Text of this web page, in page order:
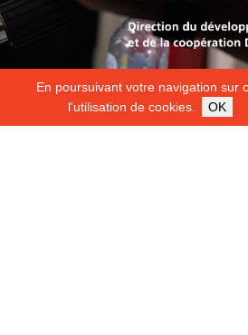
En poursuivant votre navigation sur
l'utilisation de cookies.
OK